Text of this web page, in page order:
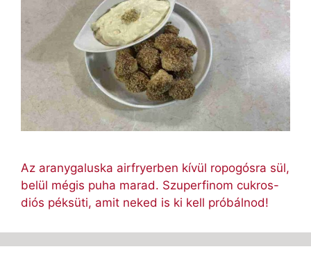
Az aranygaluska airfryerben kívül ropogósra sül,
belül mégis puha marad. Szuperfinom cukros-
diós péksüti, amit neked is ki kell próbálnod!